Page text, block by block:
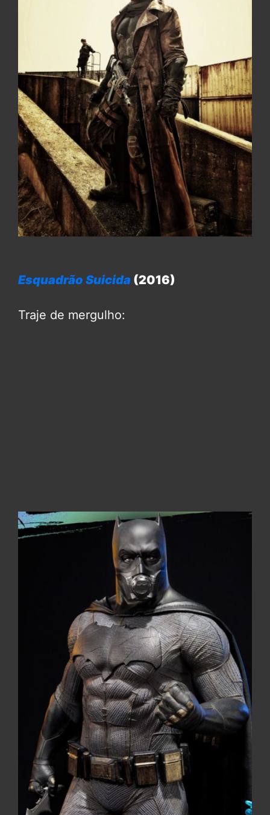
Esquadrão Suicida (2016)
Traje de mergulho: